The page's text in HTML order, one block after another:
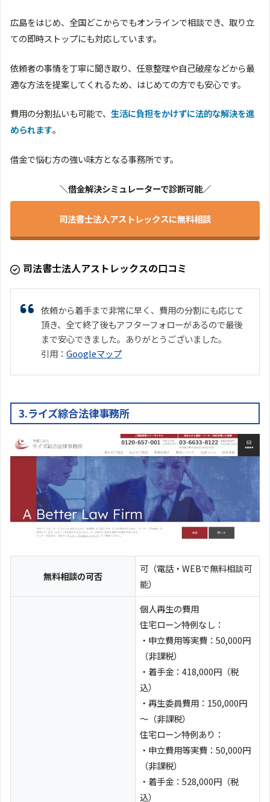
広島をはじめ、全国どこからでもオンラインで相談でき、取り立
ての即時ストップにも対応しています。
依頼者の事情を丁寧に聞き取り、任意整理や自己破産などから最
適な方法を提案してくれるため、はじめての方でも安心です。
費用の分割払いも可能で、 生活に負担をかけずに法的な解決を進
められます。
借金で悩む方の強い味方となる事務所です。
＼借金解決シミュレーターで診断可能／
司法書士法人アストレックスに無料相談
司法書士法人アストレックスの口コミ
依頼から着手まで非常に早く、費用の分割にも応じて
頂き、全て終了後もアフターフォローがあるので最後
まで安心できました。ありがとうございました。
引用： Googleマップ
3.ライズ綜合法律事務所
無料相談の可否
可（電話・WEBで無料相談可
能）
個人再生の費用
住宅ローン特例なし：
・申立費用等実費：50,000円
（非課税）
・着手金：418,000円（税
込）
・再生委員費用：150,000円
～（非課税）
住宅ローン特例あり：
・申立費用等実費：50,000円
（非課税）
・着手金：528,000円（税
込）